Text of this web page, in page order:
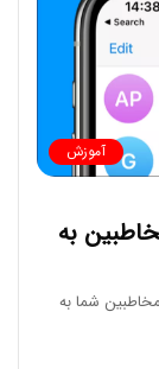
آموزش
به
شما به